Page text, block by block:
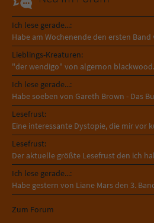
Ich lese gerade...:
Habe am Wochenende den ersten
Lieblings-Kreaturen:
"der wendigo" von algernon
Ich lese gerade...:
Habe soeben von Gareth Brown - Das
Lesefrust:
Eine interessante Dystopie, die mir vor
Lesefrust:
Der aktuelle größte Lesefrust den ich
Ich lese gerade...:
Habe gestern von Liane Mars den 3.
Zum Forum